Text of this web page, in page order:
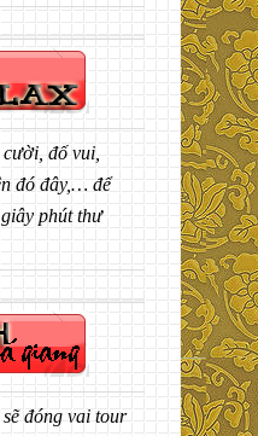
đố vui,
đó đây,… để
phút thư
đóng vai tour